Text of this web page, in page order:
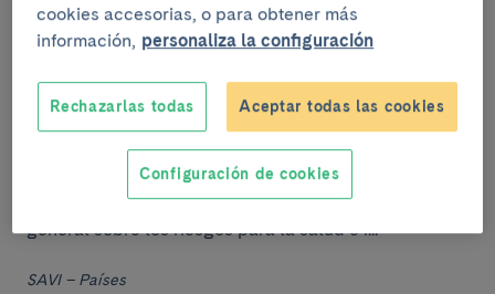
SAVI – Países
Bélgica
Información general:La información incluida en esta
página web debe utilizarse para obtener información
general sobre los riesgos para la salud e i...
SAVI – Países
cookies accesorias, o para obtener más
información, personaliza la configuración
Rechazarlas todas Aceptar todas las cookies
Configuración de cookies